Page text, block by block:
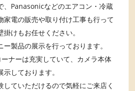
、Panasonicなどのエアコン・冷蔵
家電の販売や取り付け工事も行って
けもお任せください。
製品の展示を行っております。
ナーは充実していて、カメラ本体
しております。
ていただけるので気軽にご来店く